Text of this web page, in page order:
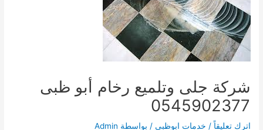
شركة جلى وتلميع رخام أبو ظبى
0545902377
اترك تعليقاً / خدمات ابوظبى / بواسطة Admin